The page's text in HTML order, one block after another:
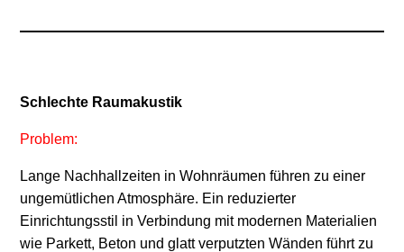
Schlechte Raumakustik
Problem:
Lange Nachhallzeiten in Wohnräumen führen zu einer
ungemütlichen Atmosphäre. Ein reduzierter
Einrichtungsstil in Verbindung mit modernen Materialien
wie Parkett, Beton und glatt verputzten Wänden führt zu